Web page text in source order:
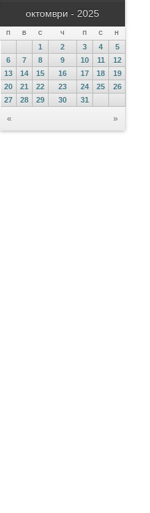
октомври - 2025
П В С Ч П С Н
« »
1 2 3 4
5
6
7 8 9 10 11
12
13
14 15 16 17 18
19
20
21 22 23 24 25
26
27
28 29 30 31